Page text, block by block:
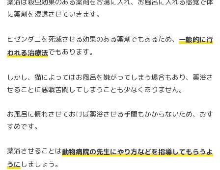
薬浴は殺虫効果のある薬剤をお湯に入れ、お風呂に入れる感覚で体
に薬剤を浸透させていきます。
ヒゼンダニを死滅させる効果のある薬剤でもあるため、 一般的に行
われる治療法でもあります。
しかし、猫によってはお風呂を嫌がってしまう場合もあり、薬浴さ
せることに悪戦苦闘してしまうことも少なくありません。
お風呂に慣れさせておけば薬浴させる手間もかからないため、おす
すめです。
薬浴させることは動物病院の先生にやり方などを指導してもらうよ
うにしましょう。